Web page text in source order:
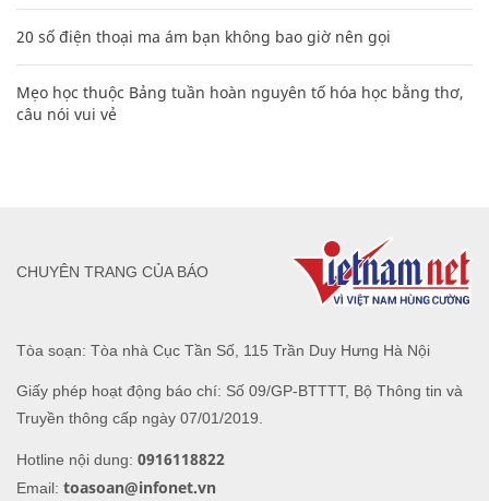
20 số điện thoại ma ám bạn không bao giờ nên gọi
Mẹo học thuộc Bảng tuần hoàn nguyên tố hóa học bằng thơ,
câu nói vui vẻ
Tòa soạn: Tòa nhà Cục Tần Số, 115 Trần Duy Hưng Hà Nội
Giấy phép hoạt động báo chí: Số 09/GP-BTTTT, Bộ Thông tin và
Truyền thông cấp ngày 07/01/2019.
Hotline nội dung: 0916118822
Email: toasoan@infonet.vn
CHUYÊN TRANG CỦA BÁO